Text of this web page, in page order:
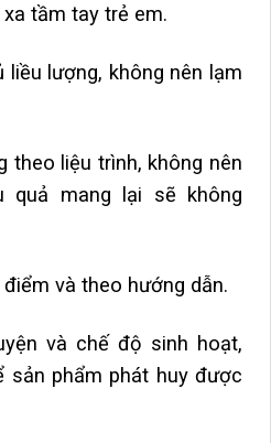
tầm tay trẻ em.
liều lượng, không nên lạm
theo liệu trình, không nên
quả mang lại sẽ không
và theo hướng dẫn.
và chế độ sinh hoạt,
sản phẩm phát huy được